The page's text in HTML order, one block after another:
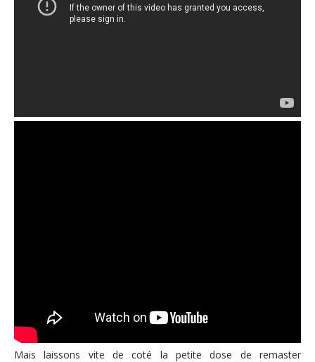
Mais laissons vite de coté la petite dose de remaster